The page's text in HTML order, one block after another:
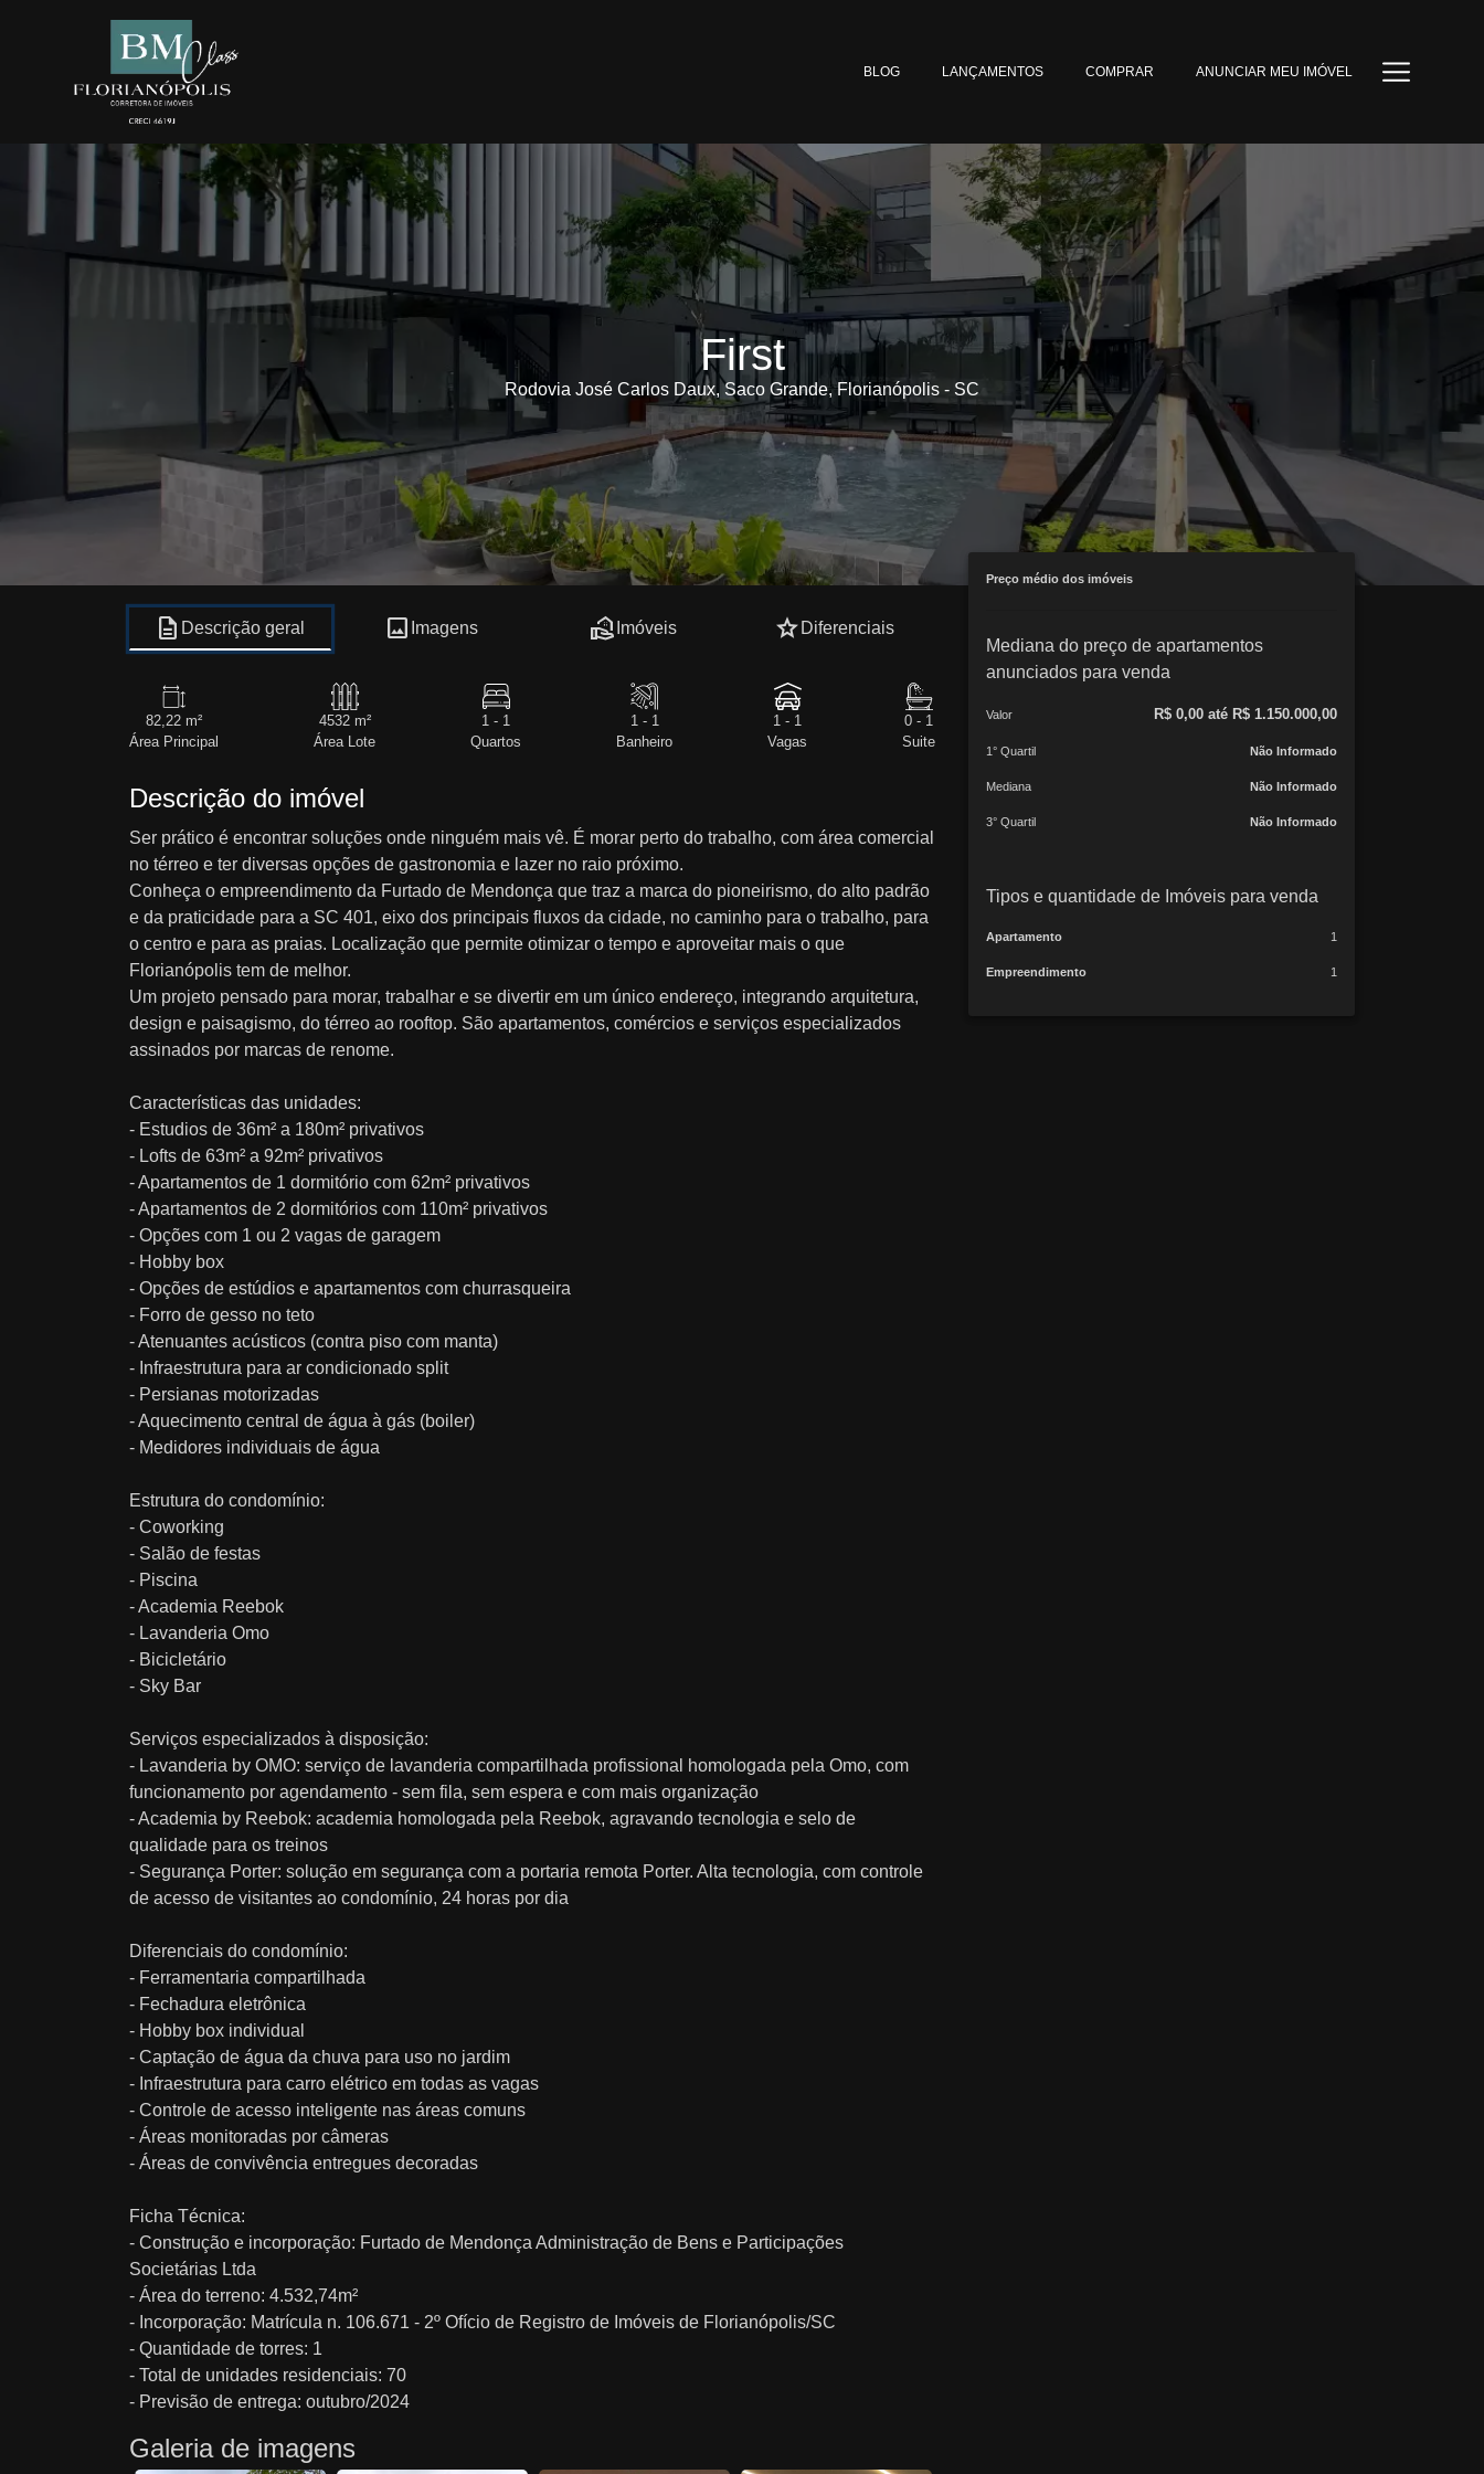
BLOG LANÇAMENTOS COMPRAR ANUNCIAR MEU IMÓVEL
First
Rodovia José Carlos Daux, Saco Grande, Florianópolis - SC
description Descrição geral image Imagens real_estate_agent Imóveis star Diferenciais
82,22 m²
Área Principal
4532 m²
Área Lote
1 - 1
Quartos
1 - 1
Banheiro
1 - 1
Vagas
0 - 1
Suite
Descrição do imóvel
Ser prático é encontrar soluções onde ninguém mais vê. É morar perto do trabalho, com área comercial
no térreo e ter diversas opções de gastronomia e lazer no raio próximo.
Conheça o empreendimento da Furtado de Mendonça que traz a marca do pioneirismo, do alto padrão
e da praticidade para a SC 401, eixo dos principais fluxos da cidade, no caminho para o trabalho, para
o centro e para as praias. Localização que permite otimizar o tempo e aproveitar mais o que
Florianópolis tem de melhor.
Um projeto pensado para morar, trabalhar e se divertir em um único endereço, integrando arquitetura,
design e paisagismo, do térreo ao rooftop. São apartamentos, comércios e serviços especializados
assinados por marcas de renome.
Características das unidades:
- Estudios de 36m² a 180m² privativos
- Lofts de 63m² a 92m² privativos
- Apartamentos de 1 dormitório com 62m² privativos
- Apartamentos de 2 dormitórios com 110m² privativos
- Opções com 1 ou 2 vagas de garagem
- Hobby box
- Opções de estúdios e apartamentos com churrasqueira
- Forro de gesso no teto
- Atenuantes acústicos (contra piso com manta)
- Infraestrutura para ar condicionado split
- Persianas motorizadas
- Aquecimento central de água à gás (boiler)
- Medidores individuais de água
Estrutura do condomínio:
- Coworking
- Salão de festas
- Piscina
- Academia Reebok
- Lavanderia Omo
- Bicicletário
- Sky Bar
Serviços especializados à disposição:
- Lavanderia by OMO: serviço de lavanderia compartilhada profissional homologada pela Omo, com
funcionamento por agendamento - sem fila, sem espera e com mais organização
- Academia by Reebok: academia homologada pela Reebok, agravando tecnologia e selo de
qualidade para os treinos
- Segurança Porter: solução em segurança com a portaria remota Porter. Alta tecnologia, com controle
de acesso de visitantes ao condomínio, 24 horas por dia
Diferenciais do condomínio:
- Ferramentaria compartilhada
- Fechadura eletrônica
- Hobby box individual
- Captação de água da chuva para uso no jardim
- Infraestrutura para carro elétrico em todas as vagas
- Controle de acesso inteligente nas áreas comuns
- Áreas monitoradas por câmeras
- Áreas de convivência entregues decoradas
Ficha Técnica:
- Construção e incorporação: Furtado de Mendonça Administração de Bens e Participações
Societárias Ltda
- Área do terreno: 4.532,74m²
- Incorporação: Matrícula n. 106.671 - 2º Ofício de Registro de Imóveis de Florianópolis/SC
- Quantidade de torres: 1
- Total de unidades residenciais: 70
- Previsão de entrega: outubro/2024
Galeria de imagens
Preço médio dos imóveis
Mediana do preço de apartamentos
anunciados para venda
Valor R$ 0,00 até R$ 1.150.000,00
1° Quartil Não Informado
Mediana Não Informado
3° Quartil Não Informado
Tipos e quantidade de Imóveis para venda
Apartamento 1
Empreendimento 1